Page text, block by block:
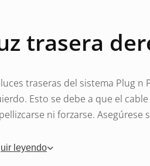
trasera
luces traseras del sistema Plug
Esto se debe a que el
ni forzarse.
del
leyendo